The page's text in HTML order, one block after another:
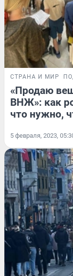
СТРАНА И МИР
«Продаю
ВНЖ»: как
что нужно,
5 февраля, 2023,